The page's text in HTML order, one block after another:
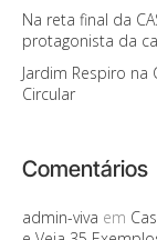
Na reta final da
protagonista da
Jardim Respiro na
Circular
Comentários
admin-viva em